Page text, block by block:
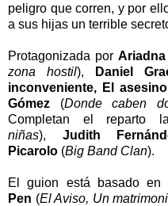
peligro que corren, y por
a sus hijas un terrible
Protagonizada por Ariadna
zona hostil), Daniel
inconveniente, El
Gómez (Donde caben
Completan el reparto
niñas), Judith
Picarolo (Big Band Clan).
El guion está basado en
Pen (El Aviso, Un